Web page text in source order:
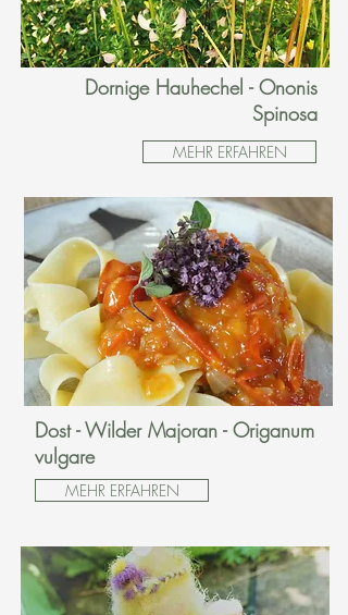
Dornige Hauhechel - Ononis
Spinosa
MEHR ERFAHREN
Dost - Wilder Majoran - Origanum
vulgare
MEHR ERFAHREN